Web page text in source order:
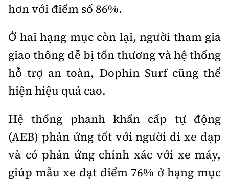
hơn với điểm số 86%.
Ở hai hạng mục còn lại, người tham gia
giao thông dễ bị tổn thương và hệ thống
hỗ trợ an toàn, Dophin Surf cũng thể
hiện hiệu quả cao.
Hệ thống phanh khẩn cấp tự động
(AEB) phản ứng tốt với người đi xe đạp
và có phản ứng chính xác với xe máy,
giúp mẫu xe đạt điểm 76% ở hạng mục